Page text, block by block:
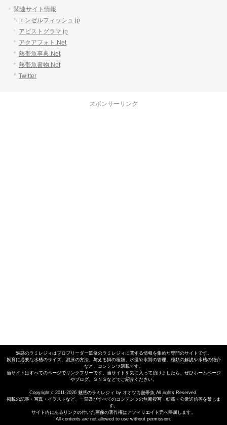
関連サイト情報
エンゼルフィッシュ.jp
アピストグラマ.jp
アクアフォト.Net
熱帯魚事典.Net
熱帯魚書物.Net
Twitter
スポンサーリンク
魅惑のラミレジィはプロブリーダー監修のラミレジィに関する情報を集めた専門のサイト です。
飼育に必要な水槽のサイズ、 混泳の方法、与える餌の種類、 水温や水質の管理、 種類の解説や水槽の紹介
など、コンテンツ満載です。
当サイトはすべてのページでリンクフリーです。当サイトを気に入って頂けましたら、ぜひホームページ
やブログ、ＳＮＳなどでご紹介ください。
Copyright c 2011-2026 魅惑のラミレジィ by オオツカ熱帯魚 All rights Reserved.
掲載の記事・写真・イラストなど、一部及びすべてのコンテンツの無断複写・転載・公衆送信等を禁じま
す。
サイト内にあるリンクの付いた画像の著作権はアフィリエイト元へ帰属します。
All contents are not allowed to use without permission.